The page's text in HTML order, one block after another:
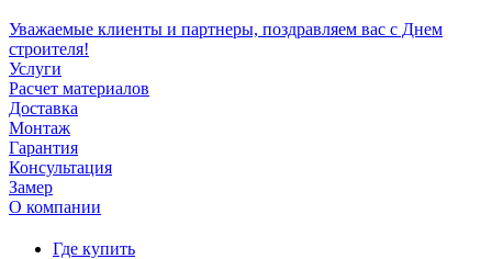
Уважаемые клиенты и партнеры, поздравляем вас с Днем
строителя!
Услуги
Расчет материалов
Доставка
Монтаж
Гарантия
Консультация
Замер
О компании
Где купить